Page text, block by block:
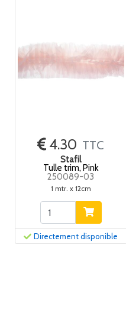
4.30 TTC
Stafil
Tulle trim, Pink
250089-03
1 mtr. x 12cm
Directement disponible